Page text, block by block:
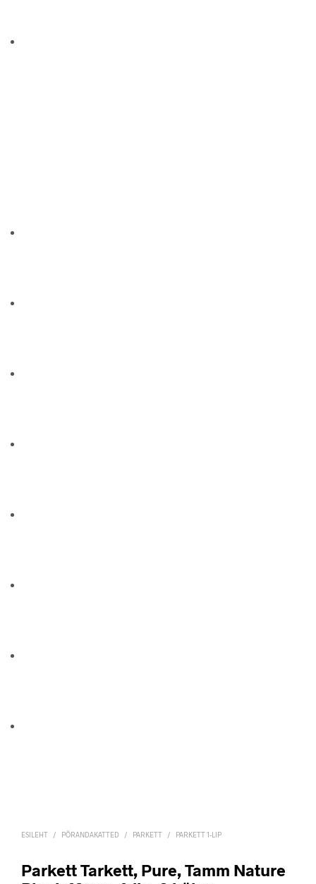
ESILEHT / PÕRANDAKATTED / PARKETT / PARKETT 1-LIP
Parkett Tarkett, Pure, Tamm Nature